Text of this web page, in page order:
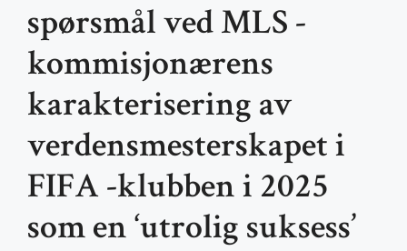
spørsmål ved MLS -
kommisjonærens
karakterisering av
verdensmesterskapet i
FIFA -klubben i 2025
som en ‘utrolig suksess’